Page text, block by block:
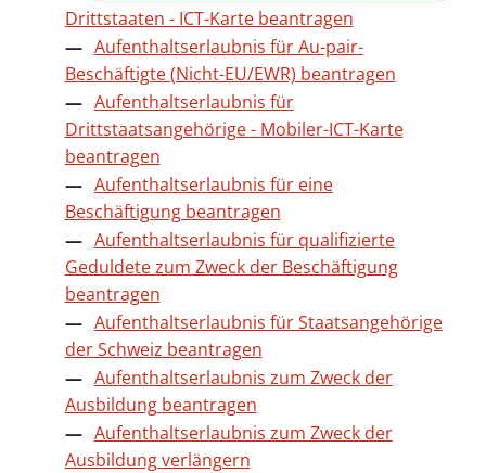
Drittstaaten - ICT-Karte beantragen
Aufenthaltserlaubnis für Au-pair-
Beschäftigte (Nicht-EU/EWR) beantragen
Aufenthaltserlaubnis für
Drittstaatsangehörige - Mobiler-ICT-Karte
beantragen
Aufenthaltserlaubnis für eine
Beschäftigung beantragen
Aufenthaltserlaubnis für qualifizierte
Geduldete zum Zweck der Beschäftigung
beantragen
Aufenthaltserlaubnis für Staatsangehörige
der Schweiz beantragen
Aufenthaltserlaubnis zum Zweck der
Ausbildung beantragen
Aufenthaltserlaubnis zum Zweck der
Ausbildung verlängern